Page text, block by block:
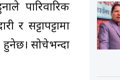
पारिवारिक
सट्टापट्टामा
सोचेभन्दा